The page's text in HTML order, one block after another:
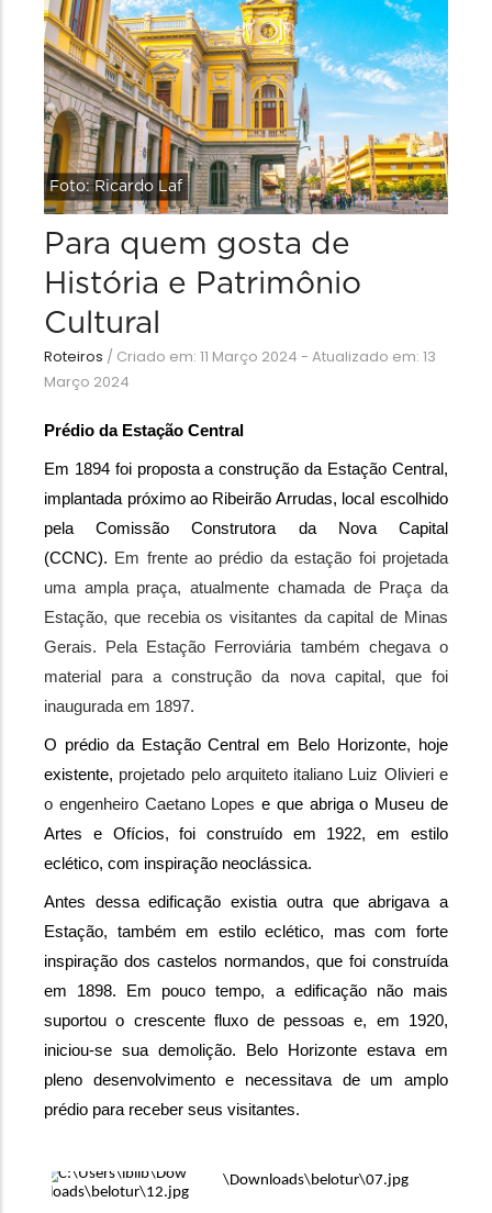
Foto: Ricardo Laf
Para quem gosta de
História e Patrimônio
Cultural
Roteiros / Criado em: 11 Março 2024 - Atualizado em: 13
Março 2024
Prédio da Estação Central
Em 1894 foi proposta a construção da Estação Central,
implantada próximo ao Ribeirão Arrudas, local escolhido
pela Comissão Construtora da Nova Capital
(CCNC). Em frente ao prédio da estação foi projetada
uma ampla praça, atualmente chamada de Praça da
Estação, que recebia os visitantes da capital de Minas
Gerais. Pela Estação Ferroviária também chegava o
material para a construção da nova capital, que foi
inaugurada em 1897.
O prédio da Estação Central em Belo Horizonte, hoje
existente, projetado pelo arquiteto italiano Luiz Olivieri e
o engenheiro Caetano Lopes e que abriga o Museu de
Artes e Ofícios, foi construído em 1922, em estilo
eclético, com inspiração neoclássica.
Antes dessa edificação existia outra que abrigava a
Estação, também em estilo eclético, mas com forte
inspiração dos castelos normandos, que foi construída
em 1898. Em pouco tempo, a edificação não mais
suportou o crescente fluxo de pessoas e, em 1920,
iniciou-se sua demolição. Belo Horizonte estava em
pleno desenvolvimento e necessitava de um amplo
prédio para receber seus visitantes.